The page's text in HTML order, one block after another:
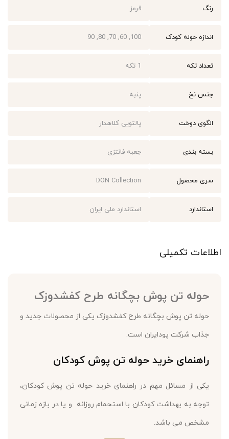
رنگ قرمز
اندازه حوله کودک 100, 60, 70, 80, 90
تعداد تکه 1 تکه
جنس نخ پنبه
الگو‌ی دوخت پالتویی کلاهدار
بسته بندی جعبه فانتزی
سری محصول DON Collection
استاندارد استاندارد ملی ایران
اطلاعات تکمیلی
حوله تن پوش بچگانه طرح کفشدوزک
حوله تن پوش بچگانه طرح کفشدوزک یکی از محصولات جدید و
جذاب شرکت پودایران است.
راهنمای خرید حوله تن پوش کودکان
یکی از مسائل مهم در راهنمای خرید حوله تن پوش کودکان،
توجه به بهداشت کودکان با استحمام روزانه و یا در بازه زمانی
مشخص می باشد.